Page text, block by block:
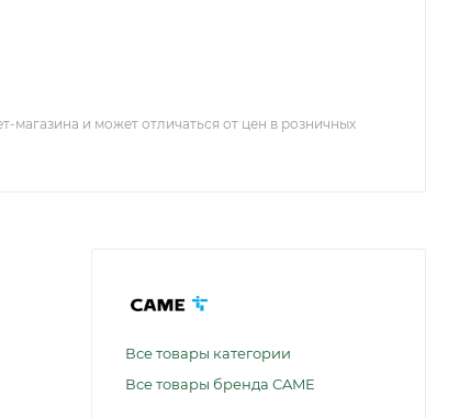
магазина и может отличаться от цен в розничных
Все товары категории
Все товары бренда CAME